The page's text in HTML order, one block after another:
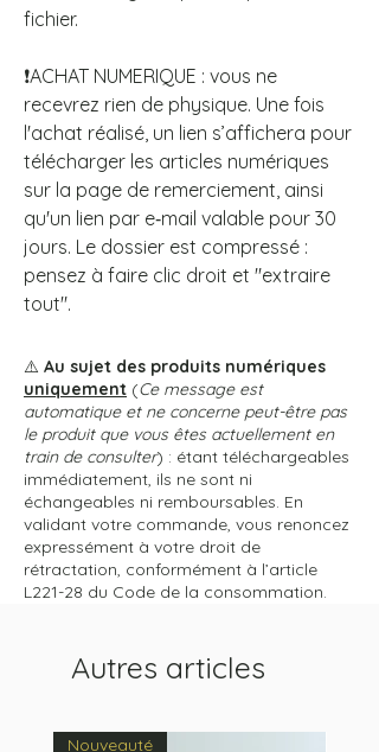
fichier.
❗ACHAT NUMERIQUE : vous ne
recevrez rien de physique. Une fois
l'achat réalisé, un lien s’affichera pour
télécharger les articles numériques
sur la page de remerciement, ainsi
qu'un lien par e‑mail valable pour 30
jours. Le dossier est compressé :
pensez à faire clic droit et "extraire
tout".
⚠️ Au sujet des produits numériques
uniquement (Ce message est
automatique et ne concerne peut-être pas
le produit que vous êtes actuellement en
train de consulter) : étant téléchargeables
immédiatement, ils ne sont ni
échangeables ni remboursables. En
validant votre commande, vous renoncez
expressément à votre droit de
rétractation, conformément à l’article
L221-28 du Code de la consommation.
Autres articles
Nouveauté